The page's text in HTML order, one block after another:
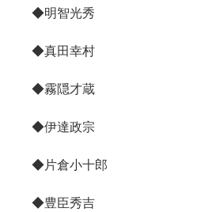
◆明智光秀
◆真田幸村
◆霧隠才蔵
◆伊達政宗
◆片倉小十郎
◆豊臣秀吉